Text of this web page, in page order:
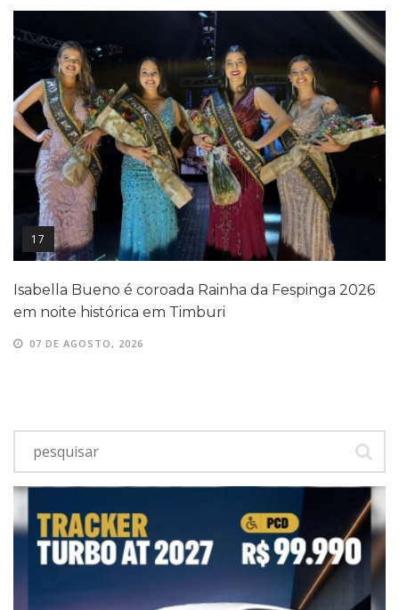
17
Isabella Bueno é coroada Rainha da Fespinga 2026
em noite histórica em Timburi
07 DE AGOSTO, 2026